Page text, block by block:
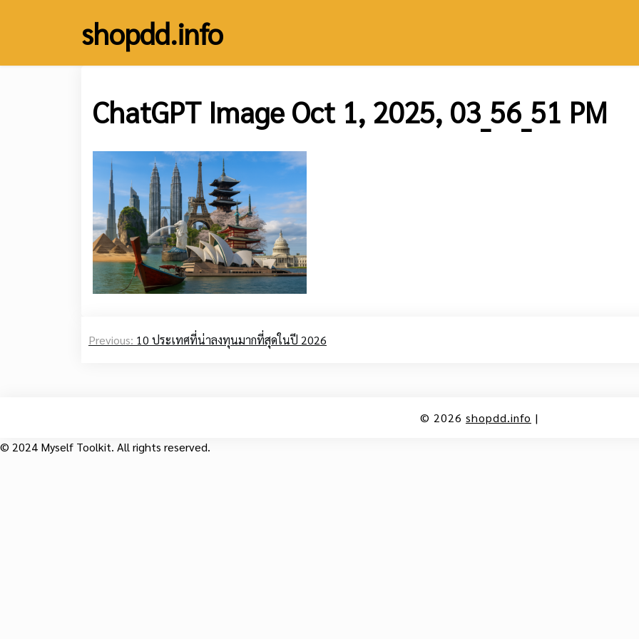
shopdd.info
ChatGPT Image Oct 1, 2025, 03_56_51 PM
Post
Previous: 10 ประเทศที่น่าลงทุนมากที่สุดในปี 2026
© 2026 shopdd.info |
© 2024 Myself Toolkit. All rights reserved.